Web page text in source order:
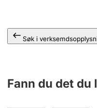
Søk i
Fann du det du